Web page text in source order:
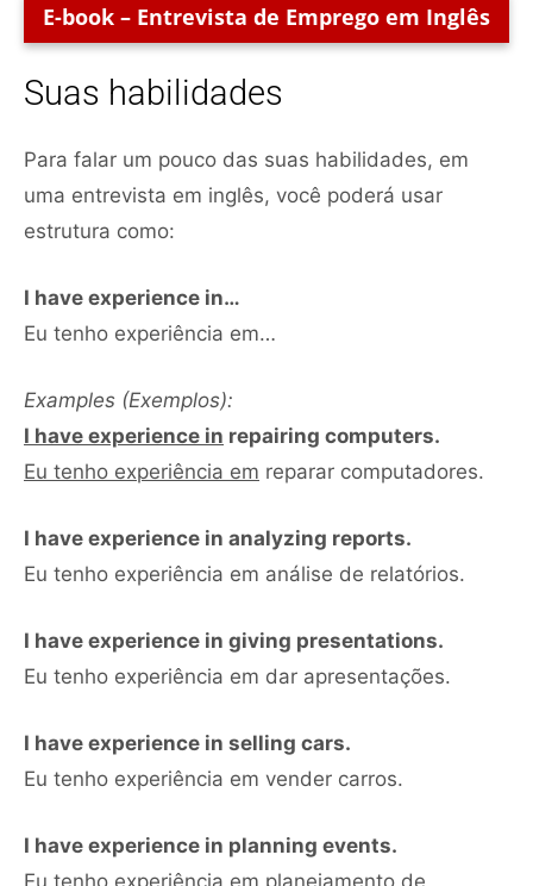
E-book – Entrevista de Emprego em Inglês
Suas habilidades
Para falar um pouco das suas habilidades, em
uma entrevista em inglês, você poderá usar
estrutura como:
I have experience in…
Eu tenho experiência em…
Examples (Exemplos):
I have experience in repairing computers.
Eu tenho experiência em reparar computadores.
I have experience in analyzing reports.
Eu tenho experiência em análise de relatórios.
I have experience in giving presentations.
Eu tenho experiência em dar apresentações.
I have experience in selling cars.
Eu tenho experiência em vender carros.
I have experience in planning events.
Eu tenho experiência em planejamento de